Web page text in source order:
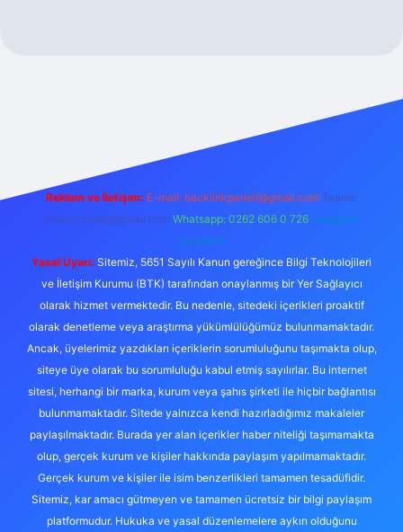
Reklam ve İletişim: E-mail: backlinkpaneli@gmail.com Teams:
forumhizmeti@gmail.com Whatsapp: 0262 606 0 726 Telegram:
@karabul
Yasal Uyarı: Sitemiz, 5651 Sayılı Kanun gereğince Bilgi Teknolojileri
ve İletişim Kurumu (BTK) tarafından onaylanmış bir Yer Sağlayıcı
olarak hizmet vermektedir. Bu nedenle, sitedeki içerikleri proaktif
olarak denetleme veya araştırma yükümlülüğümüz bulunmamaktadır.
Ancak, üyelerimiz yazdıkları içeriklerin sorumluluğunu taşımakta olup,
siteye üye olarak bu sorumluluğu kabul etmiş sayılırlar. Bu internet
sitesi, herhangi bir marka, kurum veya şahıs şirketi ile hiçbir bağlantısı
bulunmamaktadır. Sitede yalnızca kendi hazırladığımız makaleler
paylaşılmaktadır. Burada yer alan içerikler haber niteliği taşımamakta
olup, gerçek kurum ve kişiler hakkında paylaşım yapılmamaktadır.
Gerçek kurum ve kişiler ile isim benzerlikleri tamamen tesadüfidir.
Sitemiz, kar amacı gütmeyen ve tamamen ücretsiz bir bilgi paylaşım
platformudur. Hukuka ve yasal düzenlemelere aykırı olduğunu